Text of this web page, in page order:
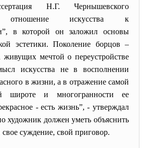
Н.Г. Чернышевского
отношение искусства к
в которой он заложил основы
эстетики. Поколение борцов –
живущих мечтой о переустройстве
искусства не в восполнении
в жизни, а в отражение самой
широте и многогранности ее
- есть жизнь”, - утверждал
художник должен уметь объяснить
суждение, свой приговор.